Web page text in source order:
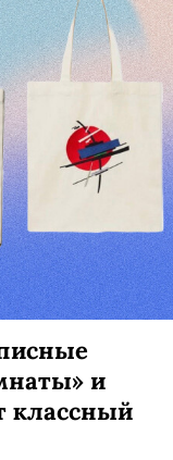
и
классный